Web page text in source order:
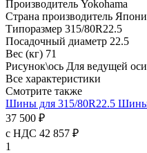
Производитель Yokohama
Страна производитель
Типоразмер 315/80R22.5
Посадочный диаметр 22.5
Вес (кг) 71
Рисунок\ось Для ведущей оси
Все характеристики
Смотрите также
Шины для 315/80R22.5 Шины
37 500 ₽
с НДС 42 857 ₽
1